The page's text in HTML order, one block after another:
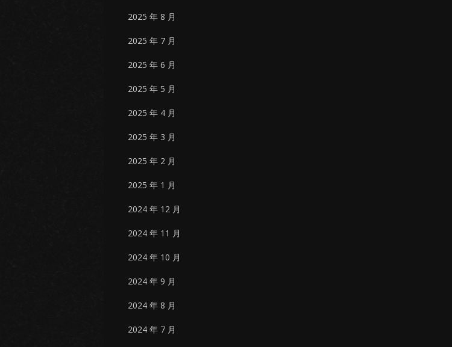
2025 年 8 月
2025 年 7 月
2025 年 6 月
2025 年 5 月
2025 年 4 月
2025 年 3 月
2025 年 2 月
2025 年 1 月
2024 年 12 月
2024 年 11 月
2024 年 10 月
2024 年 9 月
2024 年 8 月
2024 年 7 月